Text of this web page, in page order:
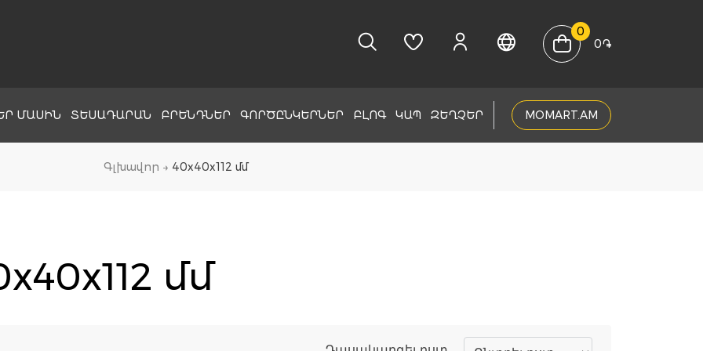
0
0֏
ՄԱՍԻՆ ՏԵՍԱԴԱՐԱՆ ԲՐԵՆԴՆԵՐ ԳՈՐԾԸՆԿԵՐՆԵՐ ԲԼՈԳ ԿԱՊ ԶԵՂՉԵՐ MOMART.AM
Գլխավոր → 40x40x112 մմ
մմ